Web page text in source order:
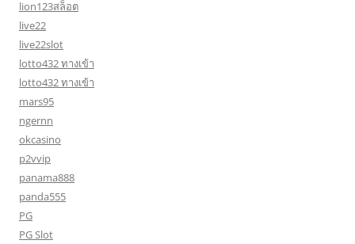
lion123สล็อต
live22
live22slot
lotto432 ทางเข้า
lotto432 ทางเข้า
mars95
ngernn
okcasino
p2vvip
panama888
panda555
PG
PG Slot